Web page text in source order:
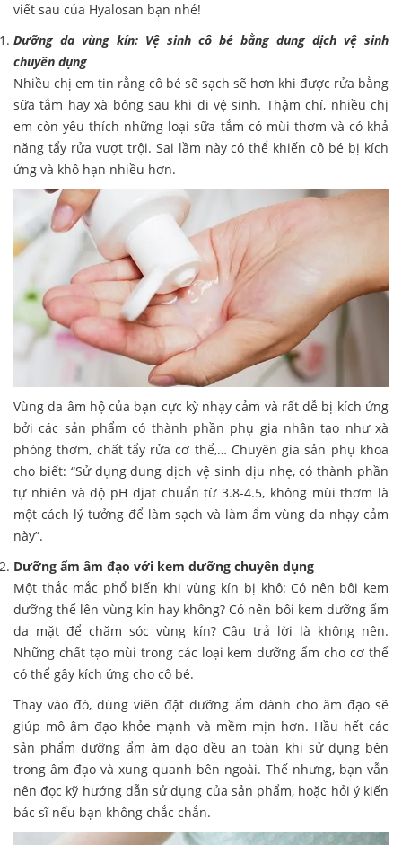
viết sau của Hyalosan bạn nhé!
Dưỡng da vùng kín: Vệ sinh cô bé bằng dung dịch vệ sinh
chuyên dụng
Nhiều chị em tin rằng cô bé sẽ sạch sẽ hơn khi được rửa bằng
sữa tắm hay xà bông sau khi đi vệ sinh. Thậm chí, nhiều chị
em còn yêu thích những loại sữa tắm có mùi thơm và có khả
năng tẩy rửa vượt trội. Sai lầm này có thể khiến cô bé bị kích
ứng và khô hạn nhiều hơn.
Vùng da âm hộ của bạn cực kỳ nhạy cảm và rất dễ bị kích ứng
bởi các sản phẩm có thành phần phụ gia nhân tạo như xà
phòng thơm, chất tẩy rửa cơ thể,… Chuyên gia sản phụ khoa
cho biết: “Sử dụng dung dịch vệ sinh dịu nhẹ, có thành phần
tự nhiên và độ pH đjat chuẩn từ 3.8-4.5, không mùi thơm là
một cách lý tưởng để làm sạch và làm ẩm vùng da nhạy cảm
này”.
Dưỡng ẩm âm đạo với kem dưỡng chuyên dụng
Một thắc mắc phổ biến khi vùng kín bị khô: Có nên bôi kem
dưỡng thể lên vùng kín hay không? Có nên bôi kem dưỡng ẩm
da mặt để chăm sóc vùng kín? Câu trả lời là không nên.
Những chất tạo mùi trong các loại kem dưỡng ẩm cho cơ thể
có thể gây kích ứng cho cô bé.
Thay vào đó, dùng viên đặt dưỡng ẩm dành cho âm đạo sẽ
giúp mô âm đạo khỏe mạnh và mềm mịn hơn. Hầu hết các
sản phẩm dưỡng ẩm âm đạo đều an toàn khi sử dụng bên
trong âm đạo và xung quanh bên ngoài. Thế nhưng, bạn vẫn
nên đọc kỹ hướng dẫn sử dụng của sản phẩm, hoặc hỏi ý kiến
bác sĩ nếu bạn không chắc chắn.